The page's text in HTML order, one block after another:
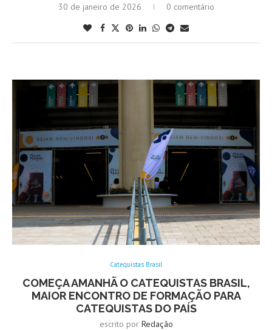
30 de janeiro de 2026 0 comentário
Catequistas Brasil
COMEÇA AMANHÃ O CATEQUISTAS BRASIL,
MAIOR ENCONTRO DE FORMAÇÃO PARA
CATEQUISTAS DO PAÍS
escrito por Redação